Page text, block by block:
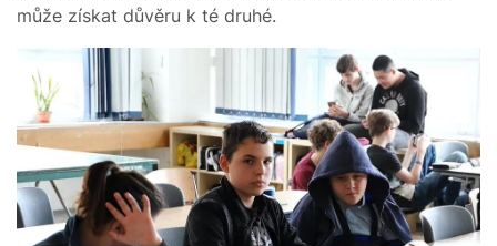
může získat důvěru k té druhé.